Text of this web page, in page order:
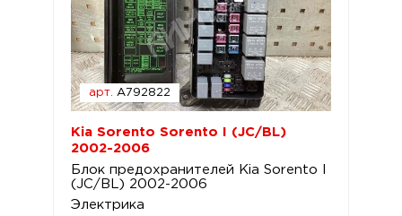
арт. A792822
Kia Sorento Sorento I (JC/BL)
2002-2006
Блок предохранителей Kia Sorento I
(JC/BL) 2002-2006
Электрика